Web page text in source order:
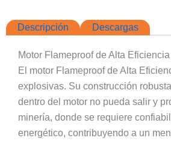
Descripción Descargas
Motor Flameproof de Alta Eficiencia
El motor Flameproof de Alta
explosivas. Su construcción
dentro del motor no pueda salir y
minería, donde se requiere
energético, contribuyendo a un